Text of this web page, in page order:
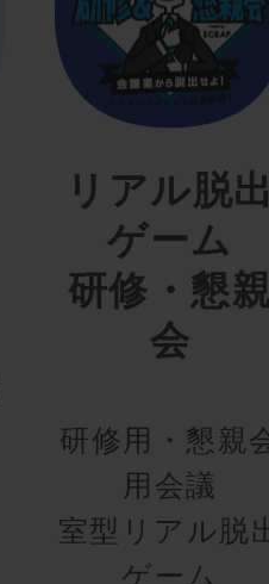
リアル脱
ゲーム
研修・懇
会
研修用・懇親
用会議
室型リアル脱
ゲーム